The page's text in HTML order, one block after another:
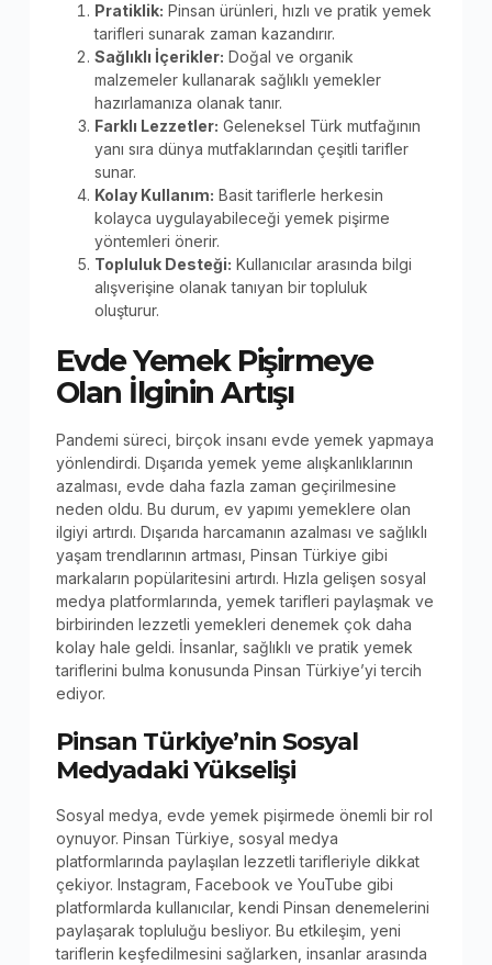
Pratiklik: Pinsan ürünleri, hızlı ve pratik yemek
tarifleri sunarak zaman kazandırır.
Sağlıklı İçerikler: Doğal ve organik
malzemeler kullanarak sağlıklı yemekler
hazırlamanıza olanak tanır.
Farklı Lezzetler: Geleneksel Türk mutfağının
yanı sıra dünya mutfaklarından çeşitli tarifler
sunar.
Kolay Kullanım: Basit tariflerle herkesin
kolayca uygulayabileceği yemek pişirme
yöntemleri önerir.
Topluluk Desteği: Kullanıcılar arasında bilgi
alışverişine olanak tanıyan bir topluluk
oluşturur.
Evde Yemek Pişirmeye
Olan İlginin Artışı
Pandemi süreci, birçok insanı evde yemek yapmaya
yönlendirdi. Dışarıda yemek yeme alışkanlıklarının
azalması, evde daha fazla zaman geçirilmesine
neden oldu. Bu durum, ev yapımı yemeklere olan
ilgiyi artırdı. Dışarıda harcamanın azalması ve sağlıklı
yaşam trendlarının artması, Pinsan Türkiye gibi
markaların popülaritesini artırdı. Hızla gelişen sosyal
medya platformlarında, yemek tarifleri paylaşmak ve
birbirinden lezzetli yemekleri denemek çok daha
kolay hale geldi. İnsanlar, sağlıklı ve pratik yemek
tariflerini bulma konusunda Pinsan Türkiye’yi tercih
ediyor.
Pinsan Türkiye’nin Sosyal
Medyadaki Yükselişi
Sosyal medya, evde yemek pişirmede önemli bir rol
oynuyor. Pinsan Türkiye, sosyal medya
platformlarında paylaşılan lezzetli tarifleriyle dikkat
çekiyor. Instagram, Facebook ve YouTube gibi
platformlarda kullanıcılar, kendi Pinsan denemelerini
paylaşarak topluluğu besliyor. Bu etkileşim, yeni
tariflerin keşfedilmesini sağlarken, insanlar arasında